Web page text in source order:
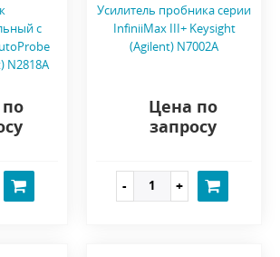
с
N2818A
Усилитель пробника серии
InfiniiMax III+ Keysight
(Agilent) N7002A
Цена по
запросу